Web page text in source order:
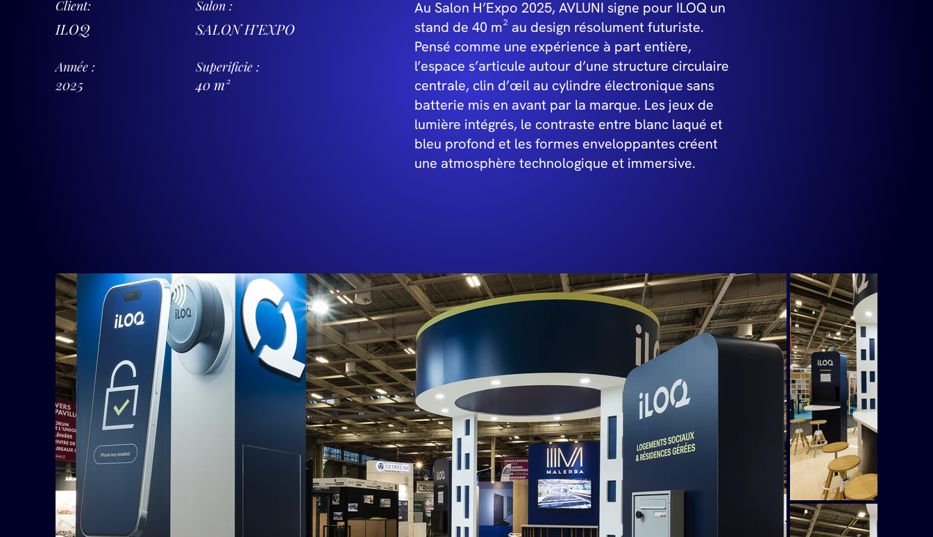
Client:
ILOQ
Salon :
SALON H’EXPO
Année :
2025
Superificie :
40 m²
Au Salon H’Expo 2025, AVLUNI signe pour ILOQ un
stand de 40 m² au design résolument futuriste.
Pensé comme une expérience à part entière,
l’espace s’articule autour d’une structure circulaire
centrale, clin d’œil au cylindre électronique sans
batterie mis en avant par la marque. Les jeux de
lumière intégrés, le contraste entre blanc laqué et
bleu profond et les formes enveloppantes créent
une atmosphère technologique et immersive.